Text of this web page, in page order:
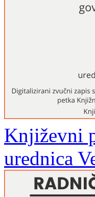
Književni
urednica